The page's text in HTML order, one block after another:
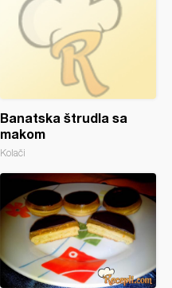
Banatska štrudla sa
makom
Kolači